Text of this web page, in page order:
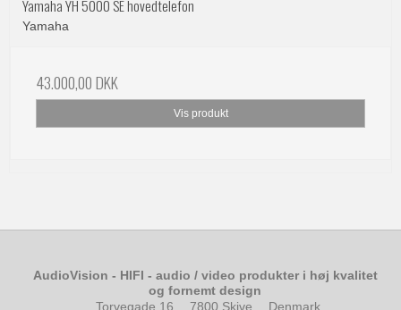
Yamaha YH 5000 SE hovedtelefon
Yamaha
43.000,00 DKK
Vis produkt
AudioVision - HIFI - audio / video produkter i høj kvalitet
og fornemt design
Torvegade 16
7800 Skive Denmark